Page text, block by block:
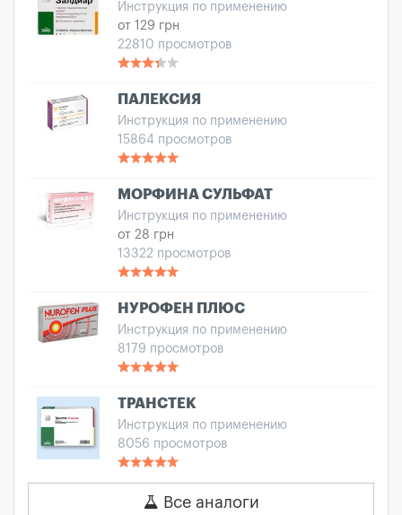
Инструкция по применению
от 129 грн
22810 просмотров
ПАЛЕКСИЯ
Инструкция по применению
15864 просмотров
МОРФИНА СУЛЬФАТ
Инструкция по применению
от 28 грн
13322 просмотров
НУРОФЕН ПЛЮС
Инструкция по применению
8179 просмотров
ТРАНСТЕК
Инструкция по применению
8056 просмотров
Все аналоги